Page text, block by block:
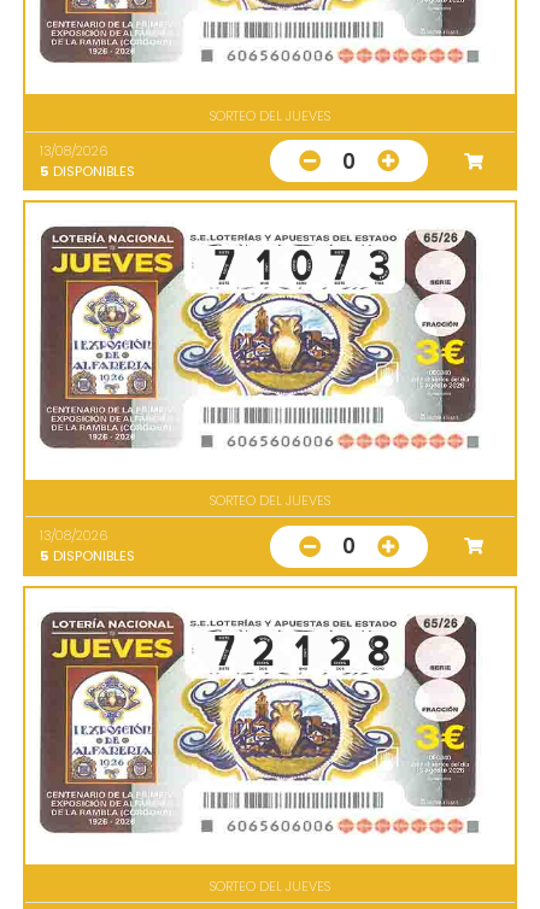
SORTEO DEL JUEVES
13/08/2026
5 DISPONIBLES 0
SORTEO DEL JUEVES
13/08/2026
5 DISPONIBLES 0
SORTEO DEL JUEVES